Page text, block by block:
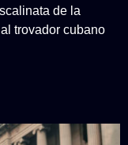
de la
trovador cubano